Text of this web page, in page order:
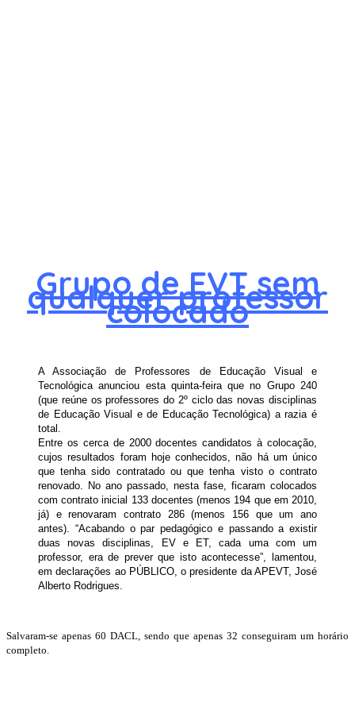
Grupo de EVT sem
qualquer professor
colocado
A Associação de Professores de Educação Visual e
Tecnológica anunciou esta quinta-feira que no Grupo 240
(que reúne os professores do 2º ciclo das novas disciplinas
de Educação Visual e de Educação Tecnológica) a razia é
total.
Entre os cerca de 2000 docentes candidatos à colocação,
cujos resultados foram hoje conhecidos, não há um único
que tenha sido contratado ou que tenha visto o contrato
renovado. No ano passado, nesta fase, ficaram colocados
com contrato inicial 133 docentes (menos 194 que em 2010,
já) e renovaram contrato 286 (menos 156 que um ano
antes). “Acabando o par pedagógico e passando a existir
duas novas disciplinas, EV e ET, cada uma com um
professor, era de prever que isto acontecesse”, lamentou,
em declarações ao PÚBLICO, o presidente da APEVT, José
Alberto Rodrigues.
Salvaram-se apenas 60 DACL, sendo que apenas 32 conseguiram um horário
completo.